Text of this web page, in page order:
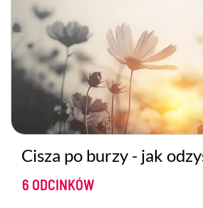
Cisza po burzy - jak
6 ODCINKÓW